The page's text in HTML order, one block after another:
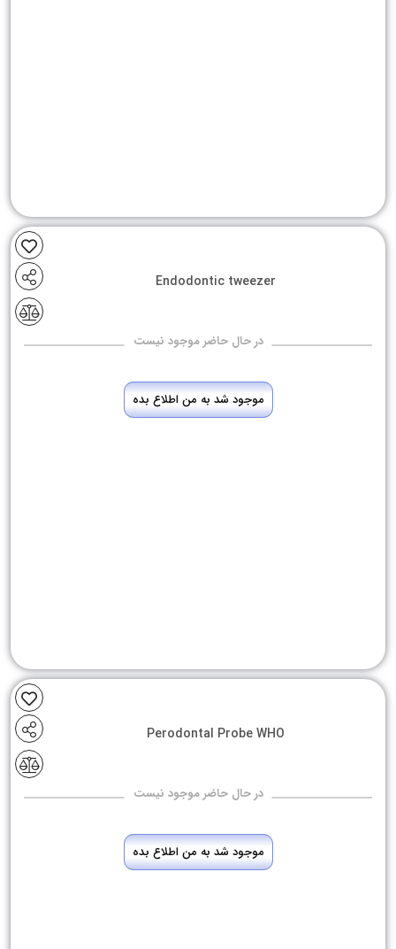
Endodontic tweezer
در حال حاضر موجود نیست
موجود شد به من اطلاع بده
Perodontal Probe WHO
در حال حاضر موجود نیست
موجود شد به من اطلاع بده